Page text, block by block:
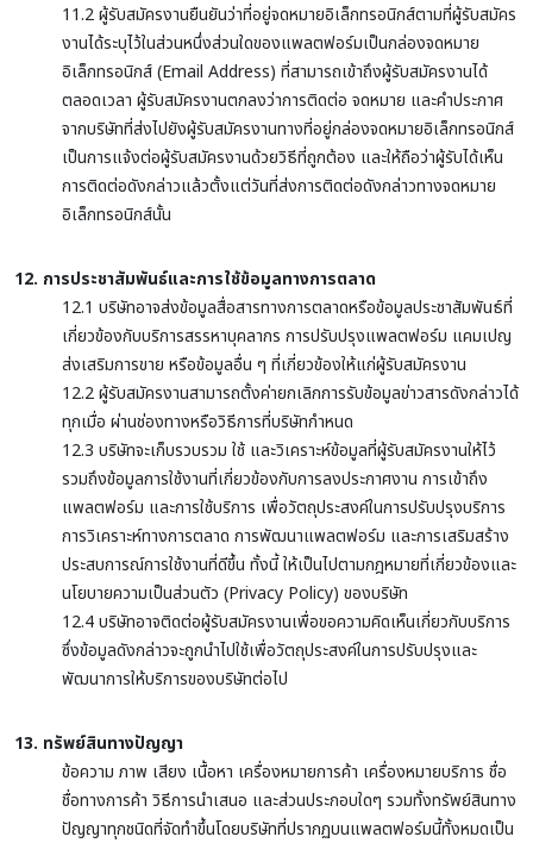
11.2 ผู้รับสมัครงานยืนยันว่าที่อยู่จดหมายอิเล็กทรอนิกส์ตามที่ผู้รับสมัคร
งานได้ระบุไว้ในส่วนหนึ่งส่วนใดของแพลตฟอร์มเป็นกล่องจดหมาย
อิเล็กทรอนิกส์ (Email Address) ที่สามารถเข้าถึงผู้รับสมัครงานได้
ตลอดเวลา ผู้รับสมัครงานตกลงว่าการติดต่อ จดหมาย และคำประกาศ
จากบริษัทที่ส่งไปยังผู้รับสมัครงานทางที่อยู่กล่องจดหมายอิเล็กทรอนิกส์
เป็นการแจ้งต่อผู้รับสมัครงานด้วยวิธีที่ถูกต้อง และให้ถือว่าผู้รับได้เห็น
การติดต่อดังกล่าวแล้วตั้งแต่วันที่ส่งการติดต่อดังกล่าวทางจดหมาย
อิเล็กทรอนิกส์นั้น
12. การประชาสัมพันธ์และการใช้ข้อมูลทางการตลาด
12.1 บริษัทอาจส่งข้อมูลสื่อสารทางการตลาดหรือข้อมูลประชาสัมพันธ์ที่
เกี่ยวข้องกับบริการสรรหาบุคลากร การปรับปรุงแพลตฟอร์ม แคมเปญ
ส่งเสริมการขาย หรือข้อมูลอื่น ๆ ที่เกี่ยวข้องให้แก่ผู้รับสมัครงาน
12.2 ผู้รับสมัครงานสามารถตั้งค่ายกเลิกการรับข้อมูลข่าวสารดังกล่าวได้
ทุกเมื่อ ผ่านช่องทางหรือวิธีการที่บริษัทกำหนด
12.3 บริษัทจะเก็บรวบรวม ใช้ และวิเคราะห์ข้อมูลที่ผู้รับสมัครงานให้ไว้
รวมถึงข้อมูลการใช้งานที่เกี่ยวข้องกับการลงประกาศงาน การเข้าถึง
แพลตฟอร์ม และการใช้บริการ เพื่อวัตถุประสงค์ในการปรับปรุงบริการ
การวิเคราะห์ทางการตลาด การพัฒนาแพลตฟอร์ม และการเสริมสร้าง
ประสบการณ์การใช้งานที่ดีขึ้น ทั้งนี้ ให้เป็นไปตามกฎหมายที่เกี่ยวข้องและ
นโยบายความเป็นส่วนตัว (Privacy Policy) ของบริษัท
12.4 บริษัทอาจติดต่อผู้รับสมัครงานเพื่อขอความคิดเห็นเกี่ยวกับบริการ
ซึ่งข้อมูลดังกล่าวจะถูกนำไปใช้เพื่อวัตถุประสงค์ในการปรับปรุงและ
พัฒนาการให้บริการของบริษัทต่อไป
13. ทรัพย์สินทางปัญญา
ข้อความ ภาพ เสียง เนื้อหา เครื่องหมายการค้า เครื่องหมายบริการ ชื่อ
ชื่อทางการค้า วิธีการนำเสนอ และส่วนประกอบใดๆ รวมทั้งทรัพย์สินทาง
ปัญญาทุกชนิดที่จัดทำขึ้นโดยบริษัทที่ปรากฏบนแพลตฟอร์มนี้ทั้งหมดเป็น